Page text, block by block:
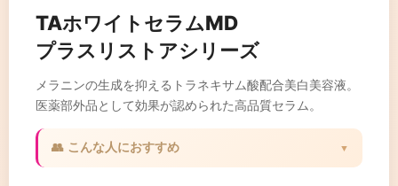
TAホワイトセラムMD
プラスリストアシリーズ
メラニンの生成を抑えるトラネキサム酸配合美白美容液。
医薬部外品として効果が認められた高品質セラム。
👥 こんな人におすすめ ▼